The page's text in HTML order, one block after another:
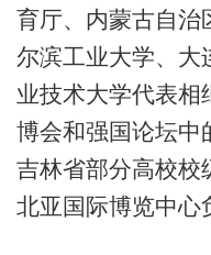
育厅、内蒙古自治
尔滨工业大学、大
业技术大学代表相
博会和强国论坛中
吉林省部分高校校
北亚国际博览中心